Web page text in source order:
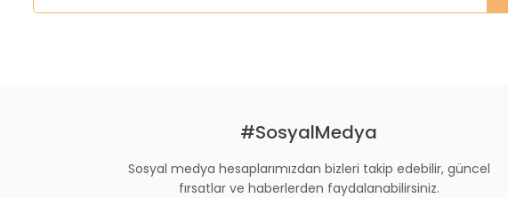
#SosyalMedya
Sosyal medya hesaplarımızdan bizleri takip edebilir, güncel
fırsatlar ve haberlerden faydalanabilirsiniz.